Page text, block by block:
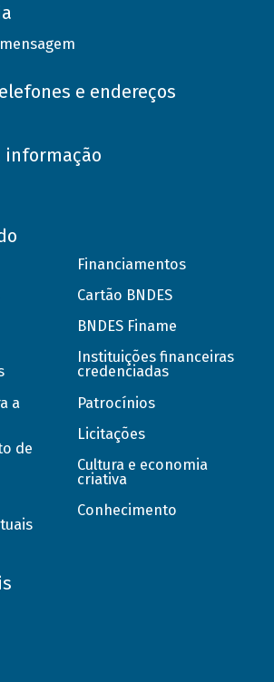
e endereços
informação
a
de
Financiamentos
Cartão BNDES
BNDES Finame
Instituições financeiras
credenciadas
Patrocínios
Licitações
Cultura e economia
criativa
Conhecimento